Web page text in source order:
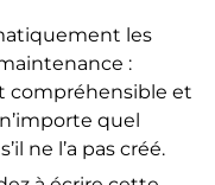
les
:
compréhensible et
quel
ne l’a pas créé.